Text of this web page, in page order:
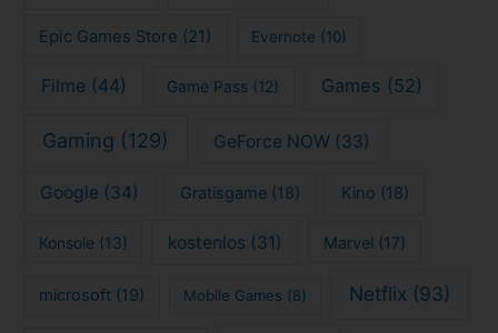
Epic Games Store (21) Evernote (10)
Filme(44) Game Pass (12) Games (52)
Gaming (129) GeForce NOW (33)
Google (34) Gratisgame (18) Kino (18)
Konsole (13) kostenlos (31) Marvel (17)
microsoft (19) Mobile Games (8) Netflix (93)